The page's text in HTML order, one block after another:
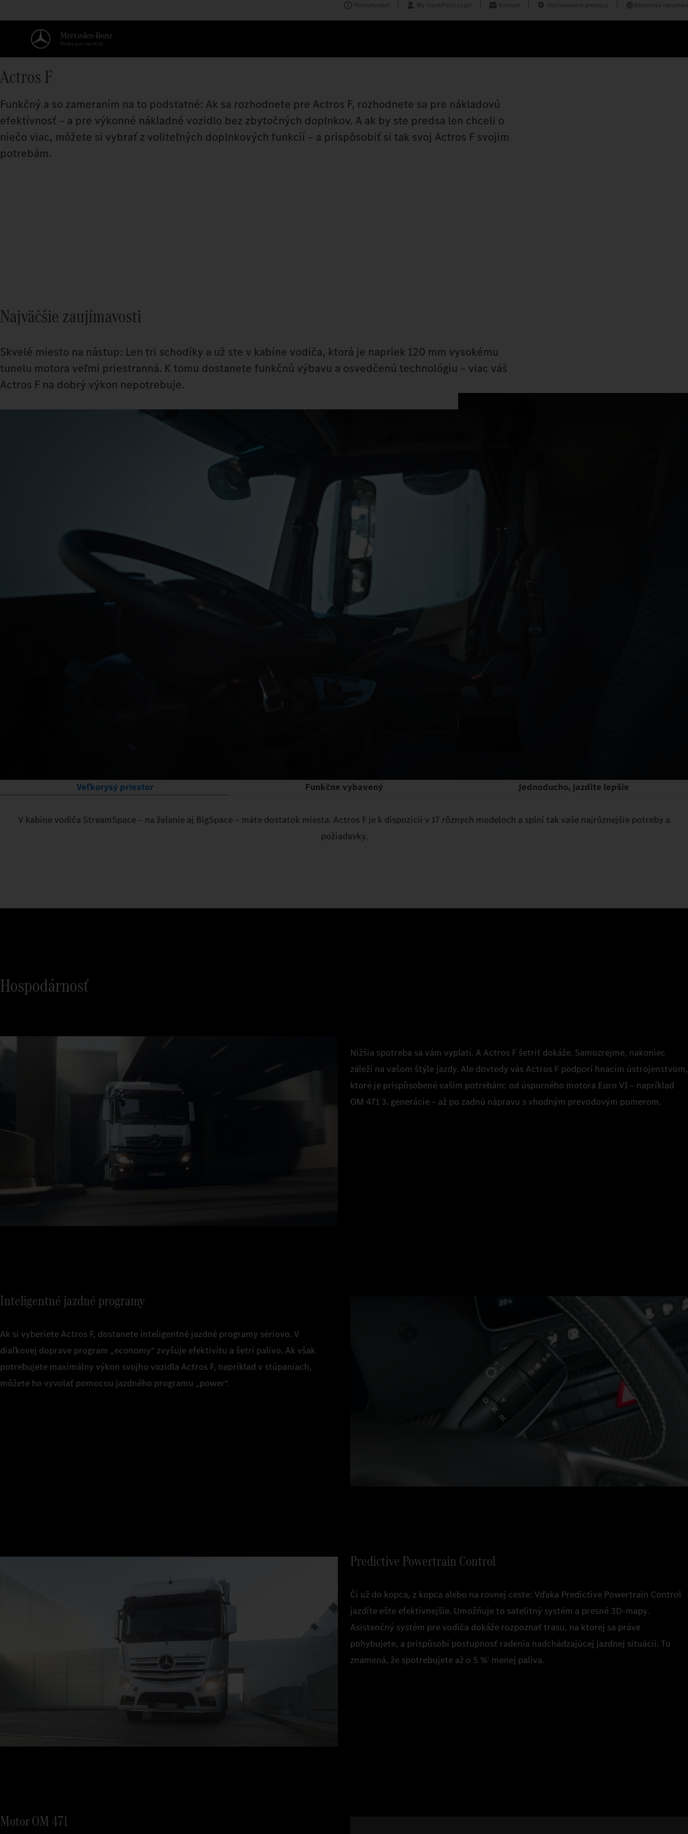
Poskytovateľ My TruckPoint Login Kontakt Vyhľadávanie predajcu Slovenská republika
Actros F
Funkčný a so zameraním na to podstatné: Ak sa rozhodnete pre Actros F, rozhodnete sa pre nákladovú
efektívnosť – a pre výkonné nákladné vozidlo bez zbytočných doplnkov. A ak by ste predsa len chceli o
niečo viac, môžete si vybrať z voliteľných doplnkových funkcií – a prispôsobiť si tak svoj Actros F svojim
potrebám.
Najväčšie zaujímavosti
Skvelé miesto na nástup: Len tri schodíky a už ste v kabíne vodiča, ktorá je napriek 120 mm vysokému
tunelu motora veľmi priestranná. K tomu dostanete funkčnú výbavu a osvedčenú technológiu – viac váš
Actros F na dobrý výkon nepotrebuje.
Veľkorysý priestor Funkčne vybavený Jednoducho, jazdite lepšie
V kabíne vodiča StreamSpace – na želanie aj BigSpace – máte dostatok miesta. Actros F je k dispozícii v 17 rôznych modeloch a splní tak vaše najrôznejšie potreby a
požiadavky.
Hospodárnosť
Nižšia spotreba sa vám vyplatí. A Actros F šetriť dokáže. Samozrejme, nakoniec
záleží na vašom štýle jazdy. Ale dovtedy vás Actros F podporí hnacím ústrojenstvom,
ktoré je prispôsobené vašim potrebám: od úsporného motora Euro VI – napríklad
OM 471 3. generácie – až po zadnú nápravu s vhodným prevodovým pomerom.
Inteligentné jazdné programy
Ak si vyberiete Actros F, dostanete inteligentné jazdné programy sériovo. V
diaľkovej doprave program „economy“ zvyšuje efektivitu a šetrí palivo. Ak však
potrebujete maximálny výkon svojho vozidla Actros F, napríklad v stúpaniach,
môžete ho vyvolať pomocou jazdného programu „power“.
Predictive Powertrain Control
Či už do kopca, z kopca alebo na rovnej ceste: Vďaka Predictive Powertrain Control
jazdíte ešte efektívnejšie. Umožňuje to satelitný systém a presné 3D‑mapy.
Asistenčný systém pre vodiča dokáže rozpoznať trasu, na ktorej sa práve
pohybujete, a prispôsobí postupnosť radenia nadchádzajúcej jazdnej situácii. To
znamená, že spotrebujete až o 5 %1 menej paliva.
Motor OM 471